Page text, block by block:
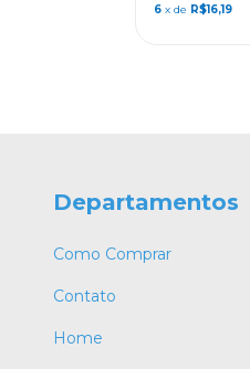
6 x de R$16,19
Departamentos
Como Comprar
Contato
Home